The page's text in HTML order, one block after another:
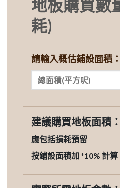
地板購買數
耗)
請輸入概估鋪設面積：
建議購買地板面積：
應包括損耗預留
按鋪設面積加 *10% 計算